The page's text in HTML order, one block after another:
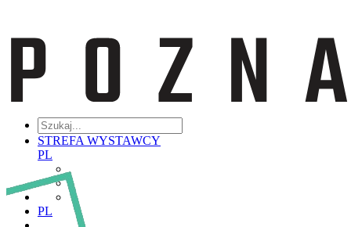
STREFA WYSTAWCY
PL
PL